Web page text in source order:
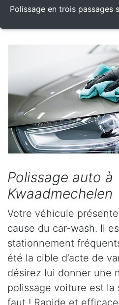
Polissage en trois passages
Polissage auto à
Kwaadmechelen
Votre véhicule
cause du car-wash. Il
stationnement
été la cible d’acte de
désirez lui donner une
polissage voiture est la
faut ! Rapide et